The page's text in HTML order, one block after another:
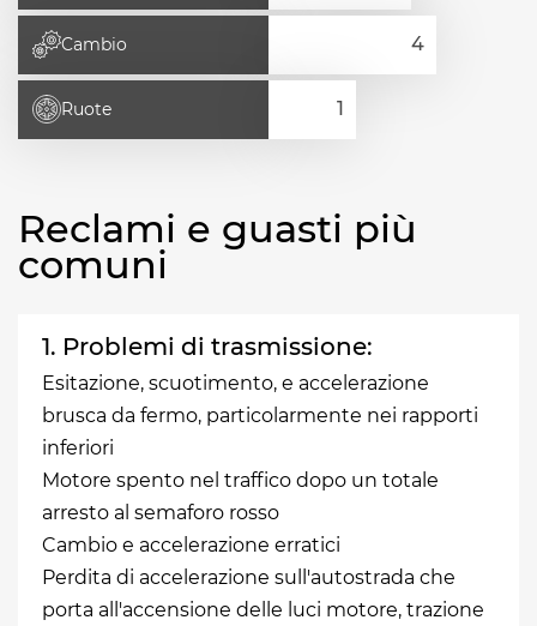
Cambio
Ruote
Reclami e guasti più
comuni
1. Problemi di trasmissione:
Esitazione, scuotimento, e accelerazione
brusca da fermo, particolarmente nei rapporti
inferiori
Motore spento nel traffico dopo un totale
arresto al semaforo rosso
Cambio e accelerazione erratici
Perdita di accelerazione sull'autostrada che
porta all'accensione delle luci motore, trazione